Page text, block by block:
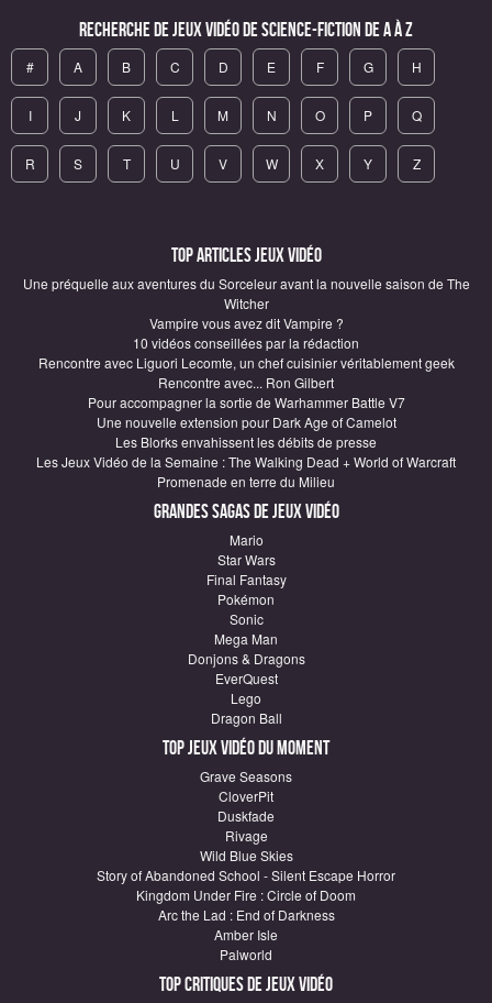
Recherche de Jeux vidéo de science-fiction de A à Z
# A B C D E F G H
I J K L M N O P Q
R S T U V W X Y Z
Top articles Jeux vidéo
Une préquelle aux aventures du Sorceleur avant la nouvelle saison de The
Witcher
Vampire vous avez dit Vampire ?
10 vidéos conseillées par la rédaction
Rencontre avec Liguori Lecomte, un chef cuisinier véritablement geek
Rencontre avec... Ron Gilbert
Pour accompagner la sortie de Warhammer Battle V7
Une nouvelle extension pour Dark Age of Camelot
Les Blorks envahissent les débits de presse
Les Jeux Vidéo de la Semaine : The Walking Dead + World of Warcraft
Promenade en terre du Milieu
Grandes sagas de Jeux vidéo
Mario
Star Wars
Final Fantasy
Pokémon
Sonic
Mega Man
Donjons & Dragons
EverQuest
Lego
Dragon Ball
Top Jeux vidéo du moment
Grave Seasons
CloverPit
Duskfade
Rivage
Wild Blue Skies
Story of Abandoned School - Silent Escape Horror
Kingdom Under Fire : Circle of Doom
Arc the Lad : End of Darkness
Amber Isle
Palworld
Top critiques de Jeux vidéo